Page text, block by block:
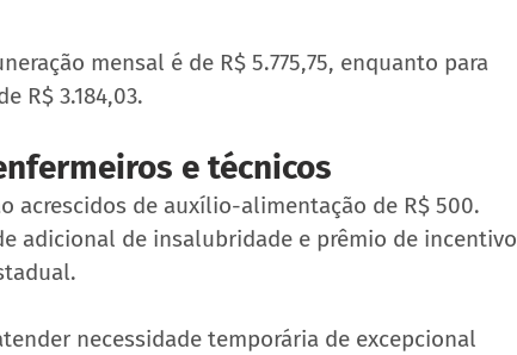
mensal é de R$ 5.775,75, enquanto para
R$ 3.184,03.
e técnicos
acrescidos de auxílio-alimentação de R$ 500.
adicional de insalubridade e prêmio de incentivo
necessidade temporária de excepcional